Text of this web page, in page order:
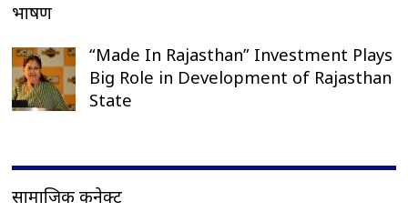
भाषण
“Made In Rajasthan” Investment Plays
Big Role in Development of Rajasthan
State
सामाजिक कनेक्ट